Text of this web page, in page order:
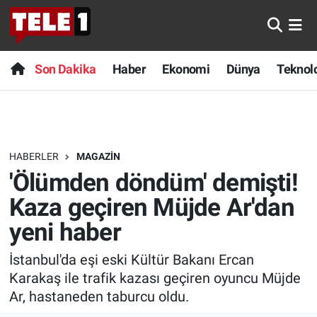
Son Dakika Haber Ekonomi Dünya
HABERLER MAGAZIN
'Ölümden döndüm' demişti!
Kaza geçiren Müjde Ar'dan
yeni haber
İstanbul'da eşi eski Kültür Bakanı Ercan
Karakaş ile trafik kazası geçiren oyuncu Müjde
Ar, hastaneden taburcu oldu.
Anında Manşet
Başka Sohbetler
Bilim turu
Bilim ve Teknoloji Evreni
Doğa Konuşuyor
Dünya
Ege Saati
Son Dakika
Haber
Dünya
Sağlık
Spor
Yayın Akışı
Nöbetçi Eczaneler
Hava Durumu
Trafik Durumu
Süper Lig Puan Durumu ve Fikstür
Tüm Manşetler
Son Dakika Haberleri
Haber Arşivi